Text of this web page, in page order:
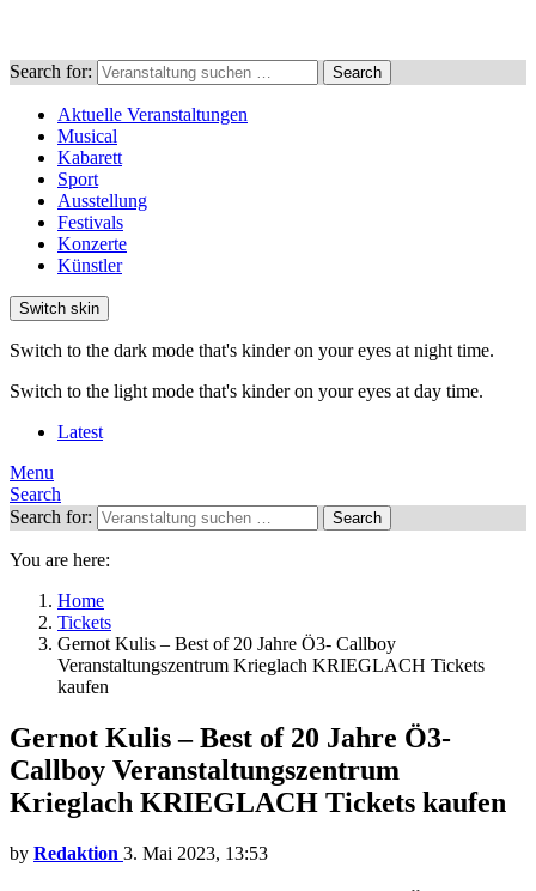
Search for: Search
Aktuelle Veranstaltungen
Musical
Kabarett
Sport
Ausstellung
Festivals
Konzerte
Künstler
Switch skin
Switch to the dark mode that's kinder on your eyes at night time.
Switch to the light mode that's kinder on your eyes at day time.
Latest
Menu
Search
Search for:
Search
You are here:
Home
Tickets
Gernot Kulis – Best of 20 Jahre Ö3- Callboy
Veranstaltungszentrum Krieglach KRIEGLACH Tickets
kaufen
Gernot Kulis – Best of 20 Jahre Ö3-
Callboy Veranstaltungszentrum
Krieglach KRIEGLACH Tickets kaufen
by Redaktion 3. Mai 2023, 13:53